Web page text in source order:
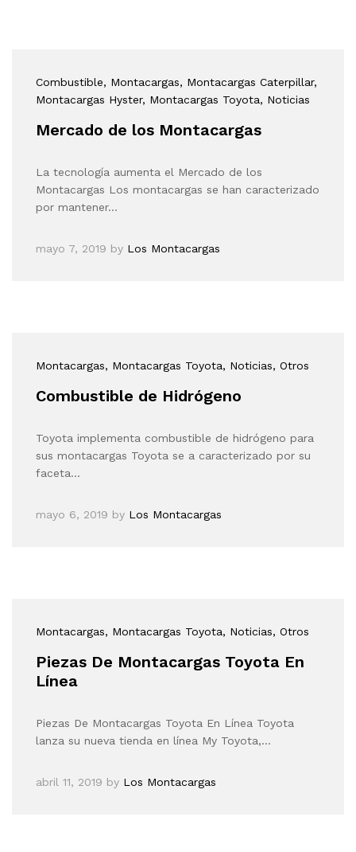
Combustible, Montacargas, Montacargas Caterpillar,
Montacargas Hyster, Montacargas Toyota, Noticias
Mercado de los Montacargas
La tecnología aumenta el Mercado de los
Montacargas Los montacargas se han caracterizado
por mantener…
mayo 7, 2019 by Los Montacargas
Montacargas, Montacargas Toyota, Noticias, Otros
Combustible de Hidrógeno
Toyota implementa combustible de hidrógeno para
sus montacargas Toyota se a caracterizado por su
faceta…
mayo 6, 2019 by Los Montacargas
Montacargas, Montacargas Toyota, Noticias, Otros
Piezas De Montacargas Toyota En
Línea
Piezas De Montacargas Toyota En Línea Toyota
lanza su nueva tienda en línea My Toyota,…
abril 11, 2019 by Los Montacargas